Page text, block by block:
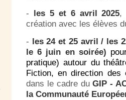
- les 5 et 6 avril 2025,
création avec les élèves
- les 24 et 25 avril / les
le 6 juin en soirée)
pratique) autour du
Fiction, en direction
dans le cadre duGIP -
la Communauté